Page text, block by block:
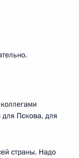
для Пскова, для
страны. Надо